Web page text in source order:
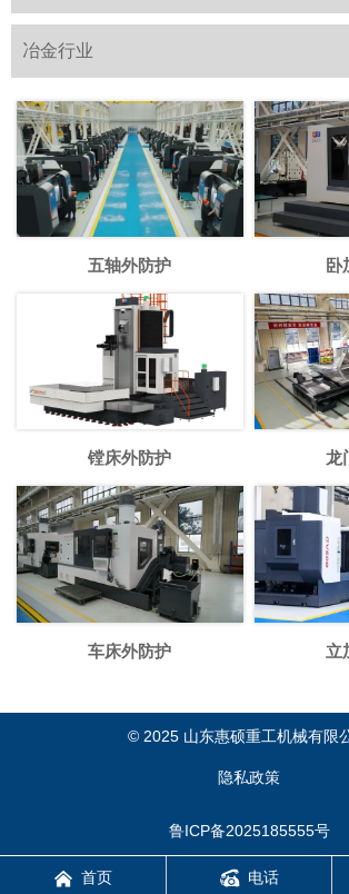
冶金行业
五轴外防护 卧
镗床外防护 龙
车床外防护 立
© 2025 山东惠硕重工机械有限
隐私政策
鲁ICP备2025185555号
 首页  电话